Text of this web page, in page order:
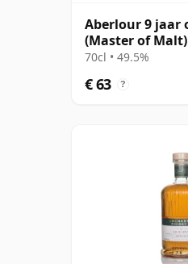
Aberlour 9 jaar
(Master of Malt)
70cl • 49.5%
€ 63 ?